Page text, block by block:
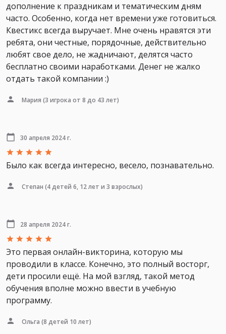
дополнение к праздникам и тематическим дням
часто. Особенно, когда нет времени уже готовиться.
Квестикс всегда выручает. Мне очень нравятся эти
ребята, они честные, порядочные, действительно
любят свое дело, не жадничают, делятся часто
бесплатно своими наработками. Денег не жалко
отдать такой компании :)
Мария (3 игрока от 8 до 43 лет)
30 апреля 2024 г.
Было как всегда интересно, весело, познавательно.
Степан (4 детей 6, 12 лет и 3 взрослых)
28 апреля 2024 г.
Это первая онлайн-викторина, которую мы
проводили в классе. Конечно, это полный восторг,
дети просили ещё. На мой взгляд, такой метод
обучения вполне можно ввести в учебную
программу.
Ольга (8 детей 10 лет)